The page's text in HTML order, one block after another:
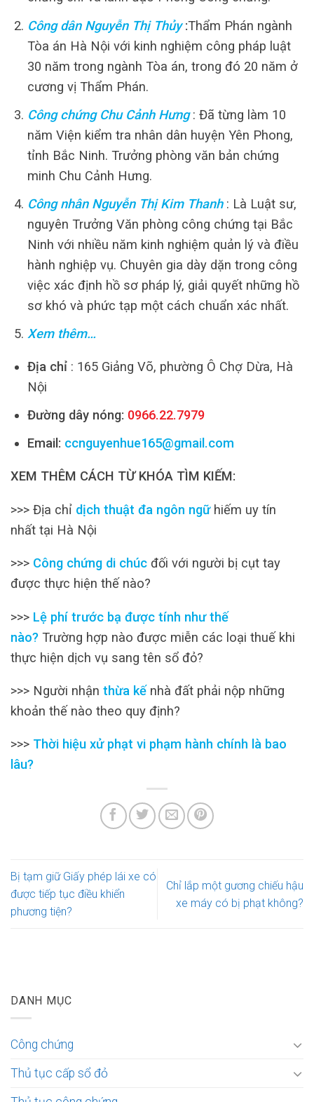
Công dân Nguyễn Thị Thủy:Thẩm Phán ngành
Tòa án Hà Nội với kinh nghiệm công pháp luật
30 năm trong ngành Tòa án, trong đó 20 năm ở
cương vị Thẩm Phán.
Công chứng Chu Cảnh Hưng: Đã từng làm 10
năm Viện kiểm tra nhân dân huyện Yên Phong,
tỉnh Bắc Ninh. Trưởng phòng văn bản chứng
minh Chu Cảnh Hưng.
Công nhân Nguyễn Thị Kim Thanh: Là Luật sư,
nguyên Trưởng Văn phòng công chứng tại Bắc
Ninh với nhiều năm kinh nghiệm quản lý và điều
hành nghiệp vụ. Chuyên gia dày dặn trong công
việc xác định hồ sơ pháp lý, giải quyết những hồ
sơ khó và phức tạp một cách chuẩn xác nhất.
Xem thêm…
Địa chỉ: 165 Giảng Võ, phường Ô Chợ Dừa, Hà
Nội
Đường dây nóng: 0966.22.7979
Email: ccnguyenhue165@gmail.com
XEM THÊM CÁCH TỪ KHÓA TÌM KIẾM:
>>> Địa chỉ dịch thuật đa ngôn ngữ hiếm uy tín
nhất tại Hà Nội
>>> Công chứng di chúc đối với người bị cụt tay
được thực hiện thế nào?
>>> Lệ phí trước bạ được tính như thế
nào? Trường hợp nào được miễn các loại thuế khi
thực hiện dịch vụ sang tên sổ đỏ?
>>> Người nhận thừa kế nhà đất phải nộp những
khoản thế nào theo quy định?
>>> Thời hiệu xử phạt vi phạm hành chính là bao
lâu?
Bị tạm giữ Giấy phép lái xe có
được tiếp tục điều khiển
phương tiện?
Chỉ lắp một gương chiếu hậu
xe máy có bị phạt không?
DANH MỤC
Công chứng
Thủ tục cấp sổ đỏ